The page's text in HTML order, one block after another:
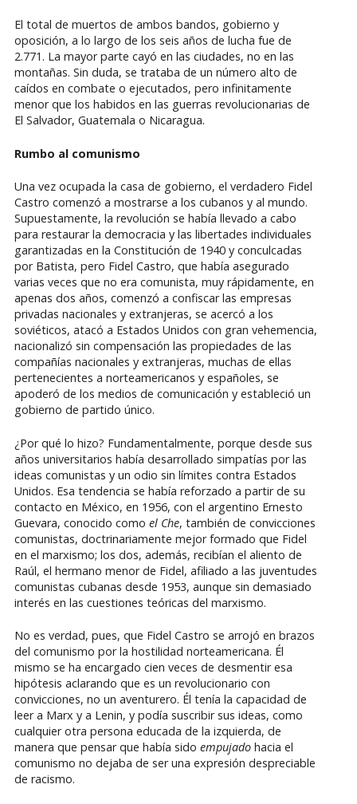
El total de muertos de ambos bandos, gobierno y
oposición, a lo largo de los seis años de lucha fue de
2.771. La mayor parte cayó en las ciudades, no en las
montañas. Sin duda, se trataba de un número alto de
caídos en combate o ejecutados, pero infinitamente
menor que los habidos en las guerras revolucionarias de
El Salvador, Guatemala o Nicaragua.
Rumbo al comunismo
Una vez ocupada la casa de gobierno, el verdadero Fidel
Castro comenzó a mostrarse a los cubanos y al mundo.
Supuestamente, la revolución se había llevado a cabo
para restaurar la democracia y las libertades individuales
garantizadas en la Constitución de 1940 y conculcadas
por Batista, pero Fidel Castro, que había asegurado
varias veces que no era comunista, muy rápidamente, en
apenas dos años, comenzó a confiscar las empresas
privadas nacionales y extranjeras, se acercó a los
soviéticos, atacó a Estados Unidos con gran vehemencia,
nacionalizó sin compensación las propiedades de las
compañías nacionales y extranjeras, muchas de ellas
pertenecientes a norteamericanos y españoles, se
apoderó de los medios de comunicación y estableció un
gobierno de partido único.
¿Por qué lo hizo? Fundamentalmente, porque desde sus
años universitarios había desarrollado simpatías por las
ideas comunistas y un odio sin límites contra Estados
Unidos. Esa tendencia se había reforzado a partir de su
contacto en México, en 1956, con el argentino Ernesto
Guevara, conocido como el Che, también de convicciones
comunistas, doctrinariamente mejor formado que Fidel
en el marxismo; los dos, además, recibían el aliento de
Raúl, el hermano menor de Fidel, afiliado a las juventudes
comunistas cubanas desde 1953, aunque sin demasiado
interés en las cuestiones teóricas del marxismo.
No es verdad, pues, que Fidel Castro se arrojó en brazos
del comunismo por la hostilidad norteamericana. Él
mismo se ha encargado cien veces de desmentir esa
hipótesis aclarando que es un revolucionario con
convicciones, no un aventurero. Él tenía la capacidad de
leer a Marx y a Lenin, y podía suscribir sus ideas, como
cualquier otra persona educada de la izquierda, de
manera que pensar que había sido empujadohacia el
comunismo no dejaba de ser una expresión despreciable
de racismo.